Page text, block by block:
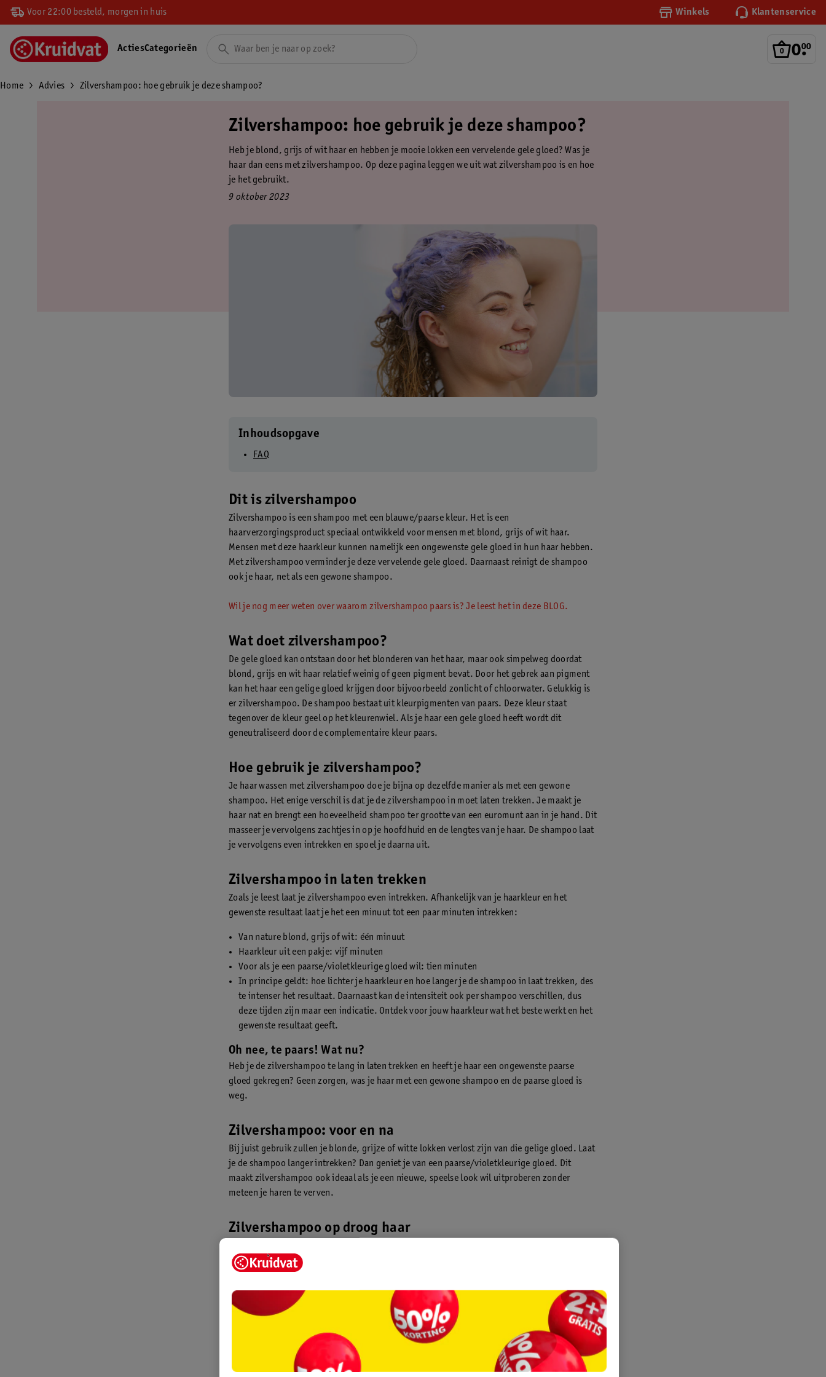
Voor 22:00 besteld, morgen in huis Winkels Klantenservice
0.
00
ActiesCategorieën
Home Advies Zilvershampoo: hoe gebruik je deze shampoo?
Zilvershampoo: hoe gebruik je deze shampoo?
Heb je blond, grijs of wit haar en hebben je mooie lokken een vervelende gele gloed? Was je
haar dan eens met zilvershampoo. Op deze pagina leggen we uit wat zilvershampoo is en hoe
je het gebruikt.
9 oktober 2023
Inhoudsopgave
FAQ
Dit is zilvershampoo
Zilvershampoo is een shampoo met een blauwe/paarse kleur. Het is een
haarverzorgingsproduct speciaal ontwikkeld voor mensen met blond, grijs of wit haar.
Mensen met deze haarkleur kunnen namelijk een ongewenste gele gloed in hun haar hebben.
Met zilvershampoo verminder je deze vervelende gele gloed. Daarnaast reinigt de shampoo
ook je haar, net als een gewone shampoo.
Wil je nog meer weten over waarom zilvershampoo paars is? Je leest het in deze BLOG.
Wat doet zilvershampoo?
De gele gloed kan ontstaan door het blonderen van het haar, maar ook simpelweg doordat
blond, grijs en wit haar relatief weinig of geen pigment bevat. Door het gebrek aan pigment
kan het haar een gelige gloed krijgen door bijvoorbeeld zonlicht of chloorwater. Gelukkig is
er zilvershampoo. De shampoo bestaat uit kleurpigmenten van paars. Deze kleur staat
tegenover de kleur geel op het kleurenwiel. Als je haar een gele gloed heeft wordt dit
geneutraliseerd door de complementaire kleur paars.
Hoe gebruik je zilvershampoo?
Je haar wassen met zilvershampoo doe je bijna op dezelfde manier als met een gewone
shampoo. Het enige verschil is dat je de zilvershampoo in moet laten trekken. Je maakt je
haar nat en brengt een hoeveelheid shampoo ter grootte van een euromunt aan in je hand. Dit
masseer je vervolgens zachtjes in op je hoofdhuid en de lengtes van je haar. De shampoo laat
je vervolgens even intrekken en spoel je daarna uit.
Zilvershampoo in laten trekken
Zoals je leest laat je zilvershampoo even intrekken. Afhankelijk van je haarkleur en het
gewenste resultaat laat je het een minuut tot een paar minuten intrekken:
Van nature blond, grijs of wit: één minuut
Haarkleur uit een pakje: vijf minuten
Voor als je een paarse/violetkleurige gloed wil: tien minuten
In principe geldt: hoe lichter je haarkleur en hoe langer je de shampoo in laat trekken, des
te intenser het resultaat. Daarnaast kan de intensiteit ook per shampoo verschillen, dus
deze tijden zijn maar een indicatie. Ontdek voor jouw haarkleur wat het beste werkt en het
gewenste resultaat geeft.
Oh nee, te paars! Wat nu?
Heb je de zilvershampoo te lang in laten trekken en heeft je haar een ongewenste paarse
gloed gekregen? Geen zorgen, was je haar met een gewone shampoo en de paarse gloed is
weg.
Zilvershampoo: voor en na
Bij juist gebruik zullen je blonde, grijze of witte lokken verlost zijn van die gelige gloed. Laat
je de shampoo langer intrekken? Dan geniet je van een paarse/violetkleurige gloed. Dit
maakt zilvershampoo ook ideaal als je een nieuwe, speelse look wil uitproberen zonder
meteen je haren te verven.
Zilvershampoo op droog haar
gebruiken. Onze tip: gebruik de shampoo zoals het hoort, op nat haar en niet op droog haar.
nat haar. Door de shampoo te gebruiken zoals bedoeld, krijg je uiteindelijk het beste
resultaat.
Zilvershampoo op bruin haar
Kan je zilvershampoo ook gebruiken voor bruin/donker haar? Jammer genoeg heeft de
shampoo weinig invloed op de kleur van donker haar. Heb je rode, oranje of gelige tinten in